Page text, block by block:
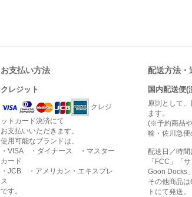
お支払い方法
クレジット
クレジ
ットカード決済にて
お支払いいただきます。
使用可能なブランドは、
・VISA ・ダイナース ・マスター
カード
・JCB ・アメリカン・エキスプレ
ス
です。
配送方法・
国内配送便(
原則として
ます。
(※予約商品
輸・佐川急
配送日／時間
「FCC」「
Goon Docks
その他商品
トにて発送。